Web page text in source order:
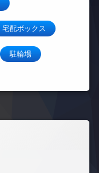
宅配ボックス
駐輪場